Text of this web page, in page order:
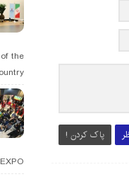
پاک کردن !
the
EXPO